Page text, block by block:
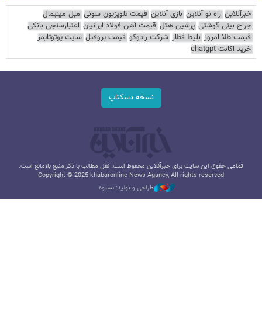
خبرآنلاین راه نو آنلاین بازی آنلاین قیمت تلویزیون سونی مبل مینیمال
جراح بینی گوشتی پرشین هتل قیمت آهن فولاد ایرانیان اعتبارسنجی بانکی
قیمت طلا امروز بلیط قطار شرکت رادوکو قیمت پروفیل سایت یوتوتایمز
خرید اکانت chatgpt
نسخه دسکتاپ
تمامی حقوق این سایت برای خبرآنلاین محفوظ است. نقل مطالب با ذکر منبع بلامانع است.
Copyright © 2025 khabaronline News Agancy, All rights reserved
طراحی و تولید: نستوه